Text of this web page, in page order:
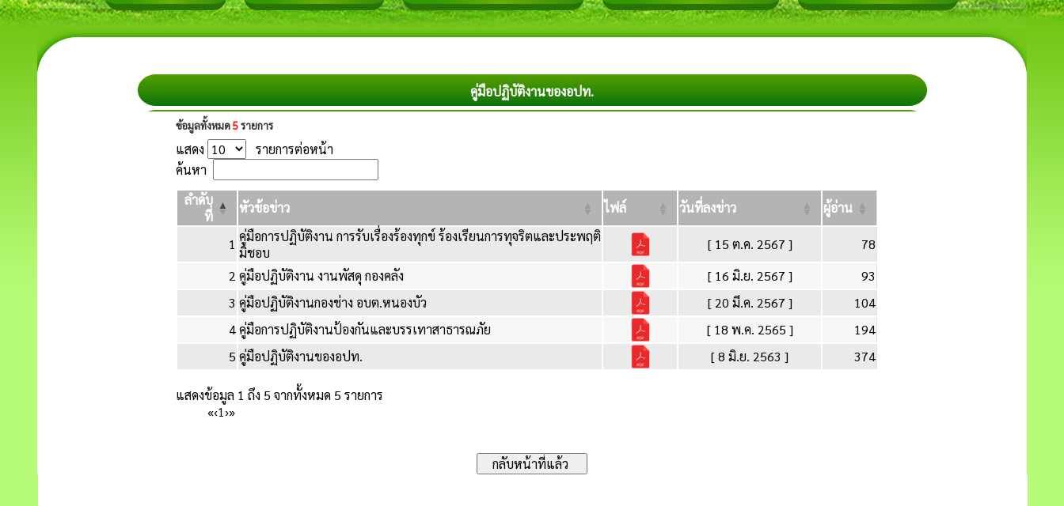
คู่มือปฏิบัติงานของอปท.
ข้อมูลทั้งหมด5รายการ
แสดง
รายการต่อหน้า
ค้นหา
ลำดับ
ที่
หัวข้อข่าว ไฟล์ วันที่ลงข่าว ผู้อ่าน
1 คู่มือการปฏิบัติงาน การรับเรื่องร้องทุกข์ ร้องเรียนการทุจริตและประพฤติ
มิชอบ
[ 15 ต.ค. 2567 ]
78
2 คู่มือปฏิบัติงาน งานพัสดุ กองคลัง [ 16 มิ.ย. 2567 ]
93
3 คู่มือปฏิบัติงานกองช่าง อบต.หนองบัว [ 20 มี.ค. 2567 ]
104
4คู่มือการปฏิบัติงานป้องกันและบรรเทาสาธารณภัย [ 18 พ.ค. 2565 ]
194
5 คู่มือปฏิบัติงานของอปท. [ 8 มิ.ย. 2563 ] 374
แสดงข้อมูล 1 ถึง 5 จากทั้งหมด 5 รายการ
«‹1›»